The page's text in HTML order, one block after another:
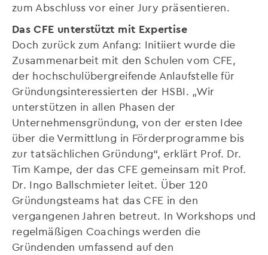
zum Abschluss vor einer Jury präsentieren.
Das CFE unterstützt mit Expertise
Doch zurück zum Anfang: Initiiert wurde die
Zusammenarbeit mit den Schulen vom CFE,
der hochschulübergreifende Anlaufstelle für
Gründungsinteressierten der HSBI. „Wir
unterstützen in allen Phasen der
Unternehmensgründung, von der ersten Idee
über die Vermittlung in Förderprogramme bis
zur tatsächlichen Gründung“, erklärt Prof. Dr.
Tim Kampe, der das CFE gemeinsam mit Prof.
Dr. Ingo Ballschmieter leitet. Über 120
Gründungsteams hat das CFE in den
vergangenen Jahren betreut. In Workshops und
regelmäßigen Coachings werden die
Gründenden umfassend auf den